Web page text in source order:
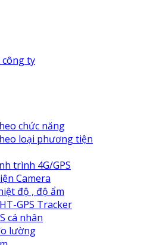
ty
chức năng
loại phương tiện
trình 4G/GPS
Camera
độ , độ ẩm
GPS Tracker
cá nhân
lường